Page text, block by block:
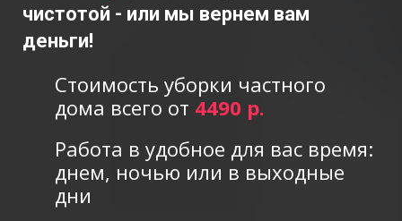
чистотой - или мы вернем вам
деньги!
Стоимость уборки частного
дома всего от 4490 р.
Работа в удобное для вас время:
днем, ночью или в выходные
дни